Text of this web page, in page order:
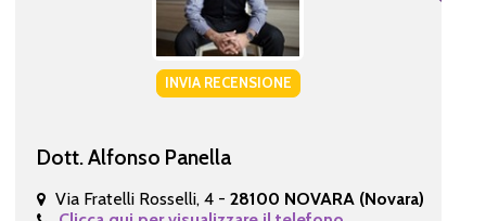
INVIA RECENSIONE
Dott. Alfonso Panella
Via Fratelli Rosselli, 4 - 28100 NOVARA (Novara)